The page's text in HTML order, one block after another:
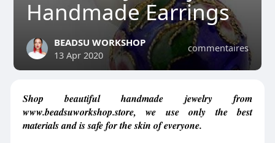
Handmade Earrings
commentaires
BEADSU WORKSHOP
13 Apr 2020
Shop beautiful handmade jewelry from
www.beadsuworkshop.store, we use only the best
materials and is safe for the skin of everyone.